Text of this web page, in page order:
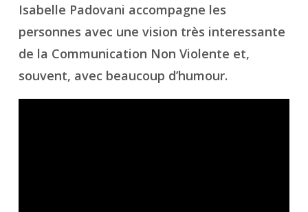
Isabelle Padovani accompagne les
personnes avec une vision très interessante
de la Communication Non Violente et,
souvent, avec beaucoup d’humour.